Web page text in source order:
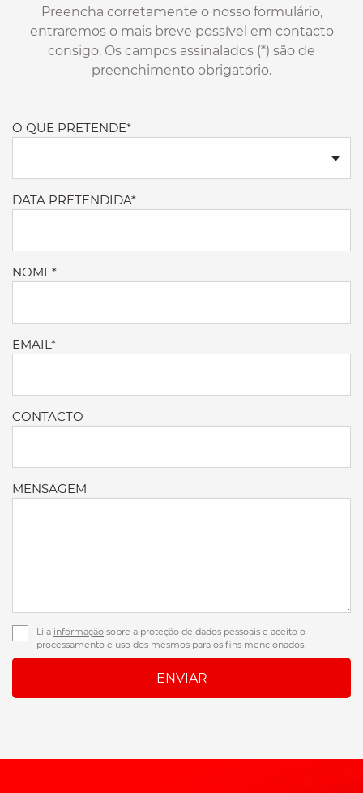
Preencha corretamente o nosso formulário,
entraremos o mais breve possível em contacto
consigo. Os campos assinalados (*) são de
preenchimento obrigatório.
O QUE PRETENDE*
DATA PRETENDIDA*
NOME*
EMAIL*
CONTACTO
MENSAGEM
Li a informação sobre a proteção de dados pessoais e aceito o
processamento e uso dos mesmos para os fins mencionados.